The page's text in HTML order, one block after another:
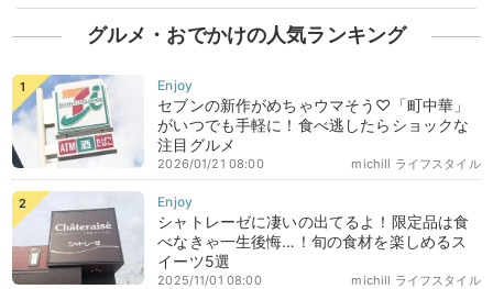
グルメ・おでかけの人気ランキング
セブンの新作がめちゃウマそう♡「町中華」
がいつでも手軽に！食べ逃したらショックな
注目グルメ
michill ライフスタイル
2026/01/21 08:00
シャトレーゼに凄いの出てるよ！限定品は食
べなきゃ一生後悔…！旬の食材を楽しめるス
イーツ5選
michill ライフスタイル
2025/11/01 08:00